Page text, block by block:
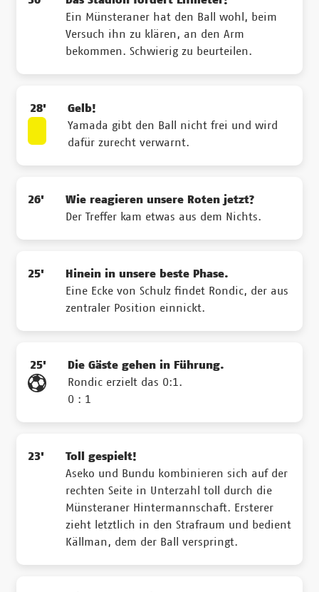
Ein Münsteraner hat den Ball wohl, beim
Versuch ihn zu klären, an den Arm
bekommen. Schwierig zu beurteilen.
28'
Gelb!
Yamada gibt den Ball nicht frei und wird
dafür zurecht verwarnt.
26'
Wie reagieren unsere Roten jetzt?
Der Treffer kam etwas aus dem Nichts.
25'
Hinein in unsere beste Phase.
Eine Ecke von Schulz findet Rondic, der aus
zentraler Position einnickt.
25'
Die Gäste gehen in Führung.
Rondic erzielt das 0:1.
0 : 1
23'
Toll gespielt!
Aseko und Bundu kombinieren sich auf der
rechten Seite in Unterzahl toll durch die
Münsteraner Hintermannschaft. Ersterer
zieht letztlich in den Strafraum und bedient
Källman, dem der Ball verspringt.